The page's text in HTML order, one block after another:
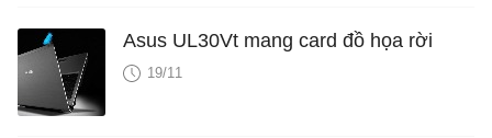
Asus UL30Vt mang card đồ họa rời
19/11